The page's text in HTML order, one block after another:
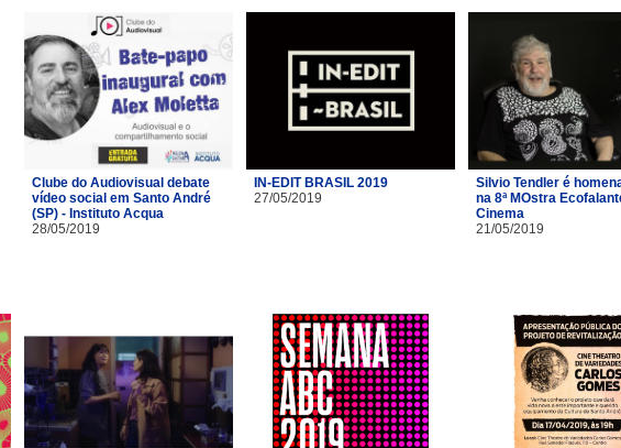
Clube do Audiovisual debate
vídeo social em Santo André
(SP) - Instituto Acqua
28/05/2019
IN-EDIT BRASIL 2019
27/05/2019
Silvio Tendler é
na 8ª MOstra
Cinema
21/05/2019